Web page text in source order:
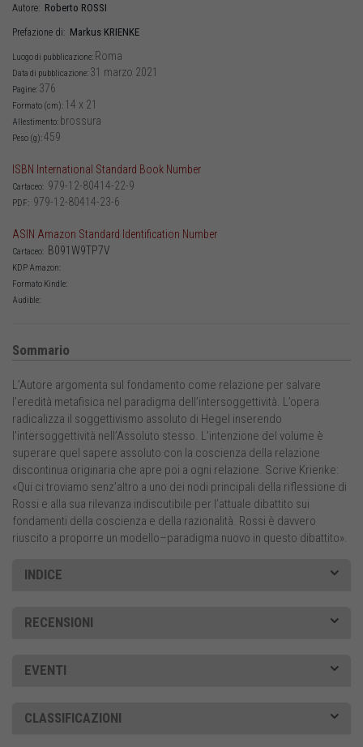
Autore: Roberto ROSSI
Prefazione di: Markus KRIENKE
Luogo di pubblicazione: Roma
Data di pubblicazione: 31 marzo 2021
Pagine: 376
Formato (cm): 14 x 21
Allestimento: brossura
Peso (g):459
ISBN International Standard Book Number
Cartaceo: 979-12-80414-22-9
PDF: 979-12-80414-23-6
ASIN Amazon Standard Identification Number
Cartaceo: B091W9TP7V
KDP Amazon:
Formato Kindle:
Audible:
Sommario
L’Autore argomenta sul fondamento come relazione per salvare
l’eredità metafisica nel paradigma dell’intersoggettività. L’opera
radicalizza il soggettivismo assoluto di Hegel inserendo
l’intersoggettività nell’Assoluto stesso. L’intenzione del volume è
superare quel sapere assoluto con la coscienza della relazione
discontinua originaria che apre poi a ogni relazione. Scrive Krienke:
«Qui ci troviamo senz’altro a uno dei nodi principali della riflessione di
Rossi e alla sua rilevanza indiscutibile per l’attuale dibattito sui
fondamenti della coscienza e della razionalità. Rossi è davvero
riuscito a proporre un modello–paradigma nuovo in questo dibattito».
INDICE
RECENSIONI
EVENTI
CLASSIFICAZIONI